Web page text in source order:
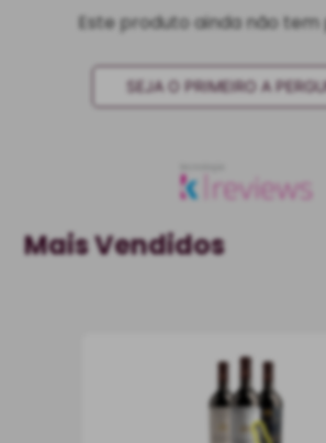
Este produto ainda não
SEJA O PRIMEIRO A
Mais Vendidos